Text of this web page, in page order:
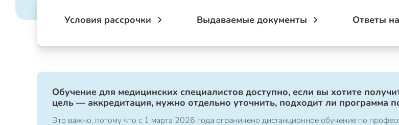
Условия рассрочки Выдаваемые документы Ответы
Обучение для медицинских специалистов доступно, если вы хотите
цель — аккредитация, нужно отдельно уточнить, подходит ли программа
Это важно, потому что с 1 марта 2026 года ограничено дистанционное обучение по